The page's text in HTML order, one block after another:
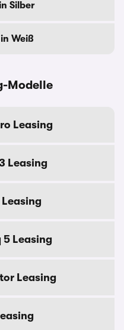
Silber
Weiß
Modelle
Leasing
Leasing
5 Leasing
Leasing